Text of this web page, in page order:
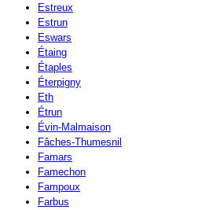
Estreux
Estrun
Eswars
Étaing
Étaples
Éterpigny
Eth
Étrun
Évin-Malmaison
Fâches-Thumesnil
Famars
Famechon
Fampoux
Farbus